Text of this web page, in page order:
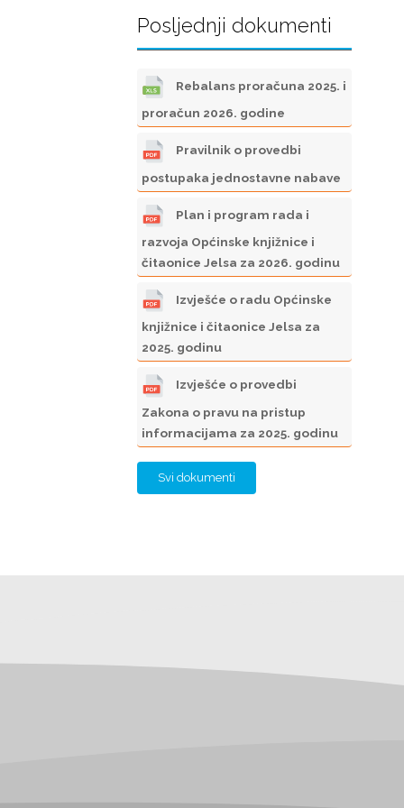
Posljednji dokumenti
Rebalans proračuna 2025. i
proračun 2026. godine
Pravilnik o provedbi
postupaka jednostavne nabave
Plan i program rada i
razvoja Općinske knjižnice i
čitaonice Jelsa za 2026. godinu
Izvješće o radu Općinske
knjižnice i čitaonice Jelsa za
2025. godinu
Izvješće o provedbi
Zakona o pravu na pristup
informacijama za 2025. godinu
Svi dokumenti